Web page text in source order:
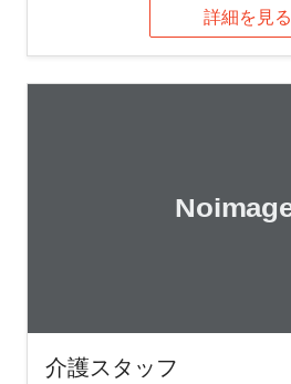
詳細を見る
介護スタッフ